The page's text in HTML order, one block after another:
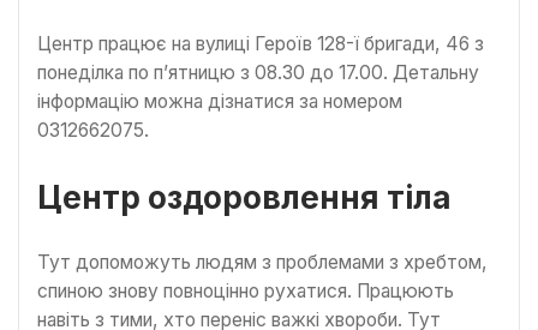
Центр працює на вулиці Героїв 128-ї бригади, 46 з
понеділка по п’ятницю з 08.30 до 17.00. Детальну
інформацію можна дізнатися за номером
0312662075.
Центр оздоровлення тіла
Тут допоможуть людям з проблемами з хребтом,
спиною знову повноцінно рухатися. Працюють
навіть з тими, хто переніс важкі хвороби. Тут